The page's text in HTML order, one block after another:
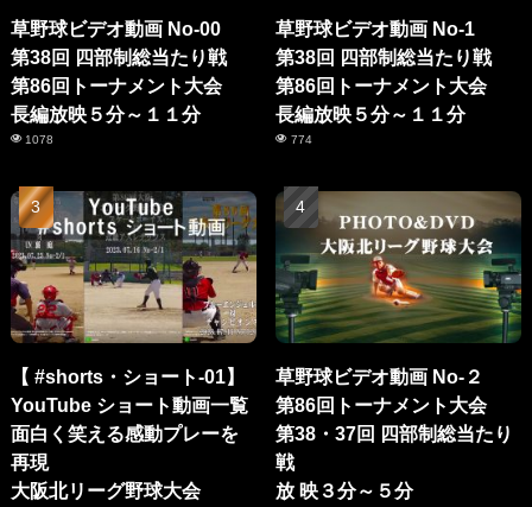
草野球ビデオ動画 No-00
第38回 四部制総当たり戦
第86回トーナメント大会
長編放映５分～１１分
1078
草野球ビデオ動画 No-1
第38回 四部制総当たり戦
第86回トーナメント大会
長編放映５分～１１分
774
【 #shorts・ショート-01】
YouTube ショート動画一覧
面白く笑える感動プレーを
再現
大阪北リーグ野球大会
草野球ビデオ動画 No-２
第86回トーナメント大会
第38・37回 四部制総当たり
戦
放 映３分～５分